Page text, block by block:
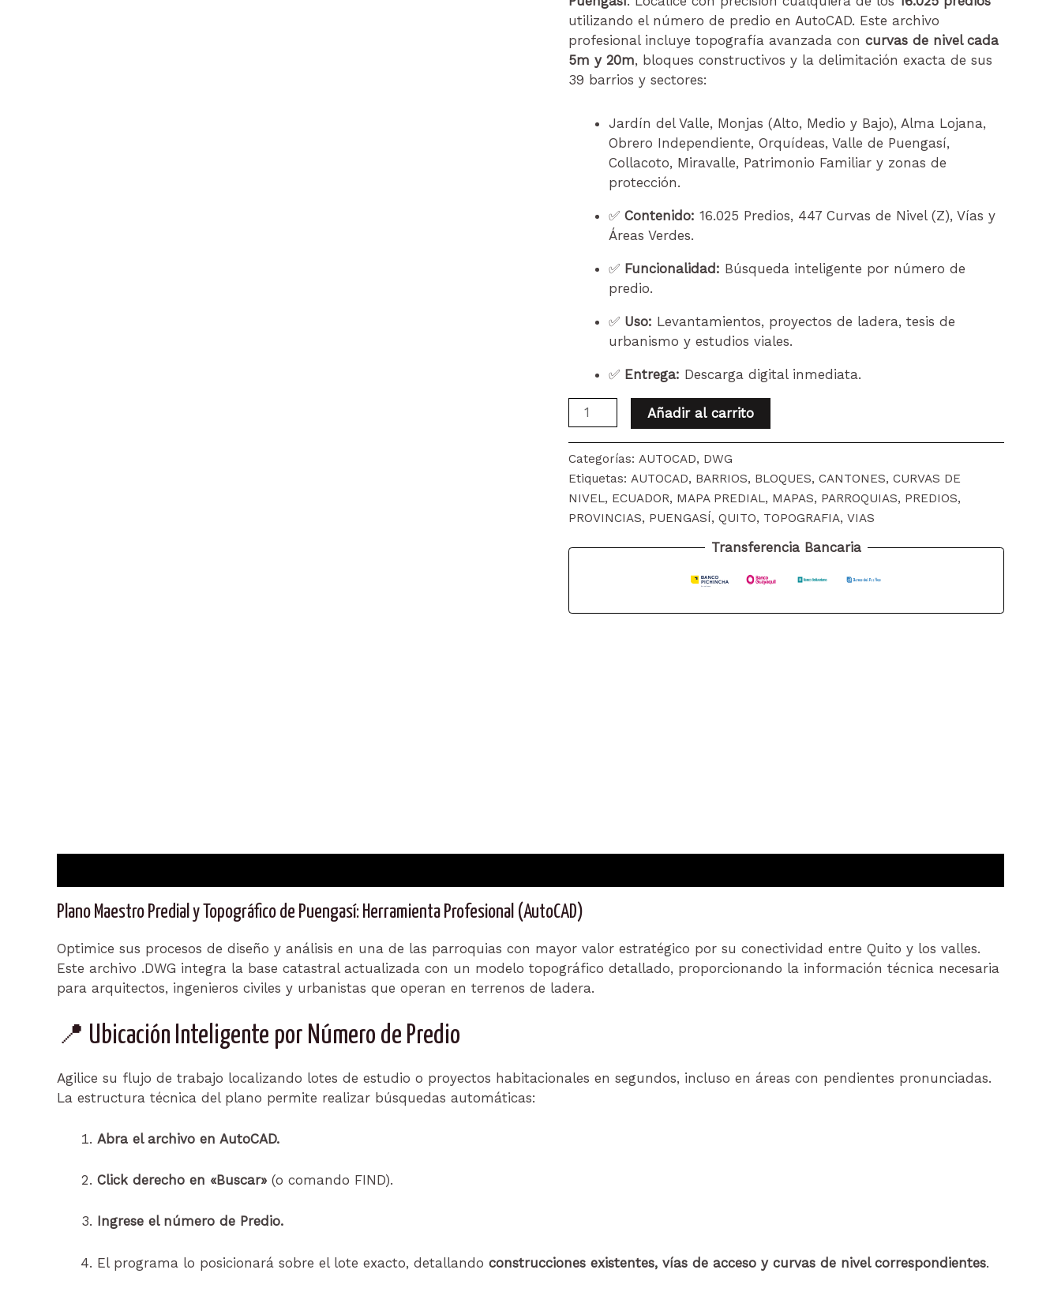
utilizando el número de predio en AutoCAD. Este archivo
profesional incluye topografía avanzada con curvas de nivel cada
5m y 20m, bloques constructivos y la delimitación exacta de sus
39 barrios y sectores:
Jardín del Valle, Monjas (Alto, Medio y Bajo), Alma Lojana,
Obrero Independiente, Orquídeas, Valle de Puengasí,
Collacoto, Miravalle, Patrimonio Familiar y zonas de
protección.
✅ Contenido: 16.025 Predios, 447 Curvas de Nivel (Z), Vías y
Áreas Verdes.
✅ Funcionalidad: Búsqueda inteligente por número de
predio.
✅ Uso: Levantamientos, proyectos de ladera, tesis de
urbanismo y estudios viales.
✅ Entrega: Descarga digital inmediata.
PUENGASI
PARROQUIA
MAPA
PREDIAL
Y
TOPOGRÁFICO
(CURVAS
DE
Añadir al carrito
Categorías: AUTOCAD, DWG
Etiquetas: AUTOCAD, BARRIOS, BLOQUES, CANTONES, CURVAS DE
NIVEL, ECUADOR, MAPA PREDIAL, MAPAS, PARROQUIAS, PREDIOS,
PROVINCIAS, PUENGASÍ, QUITO, TOPOGRAFIA, VIAS
Transferencia Bancaria
Plano Maestro Predial y Topográfico de Puengasí: Herramienta Profesional (AutoCAD)
Optimice sus procesos de diseño y análisis en una de las parroquias con mayor valor estratégico por su conectividad entre Quito y los valles.
Este archivo .DWG integra la base catastral actualizada con un modelo topográfico detallado, proporcionando la información técnica necesaria
para arquitectos, ingenieros civiles y urbanistas que operan en terrenos de ladera.
📍 Ubicación Inteligente por Número de Predio
Agilice su flujo de trabajo localizando lotes de estudio o proyectos habitacionales en segundos, incluso en áreas con pendientes pronunciadas.
La estructura técnica del plano permite realizar búsquedas automáticas:
Abra el archivo en AutoCAD.
Click derecho en «Buscar» (o comando FIND).
Ingrese el número de Predio.
El programa lo posicionará sobre el lote exacto, detallando construcciones existentes, vías de acceso y curvas de nivel correspondientes.